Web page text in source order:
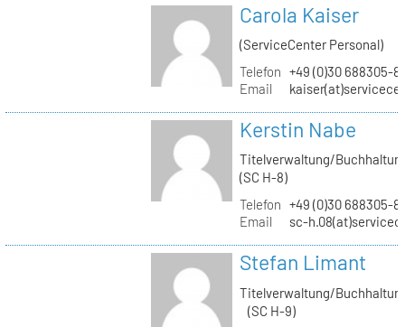
Carola Kaiser
(ServiceCenter Personal)
Telefon +49 (0)30 688305-
Email
Kerstin Nabe
Titelverwaltung/
(SC H-8)
Telefon +49 (0)30 688305-
Email
sc-
Stefan Limant
Titelverwaltung/
(SC H-9)